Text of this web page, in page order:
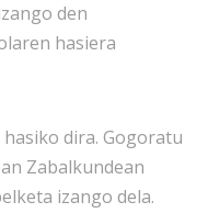
den
hasiera
dira. Gogoratu
Zabalkundean
izango dela.